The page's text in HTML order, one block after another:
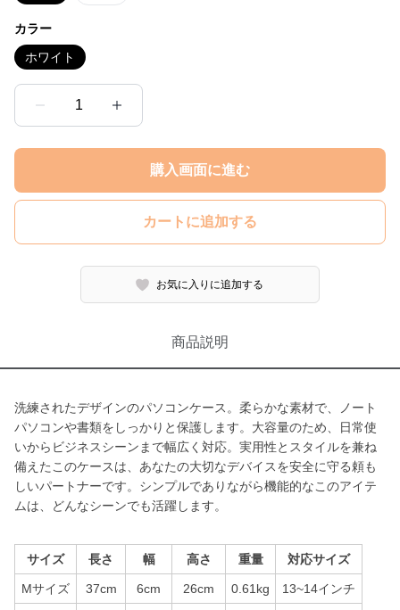
カラー
ホワイト
1
購入画面に進む
カートに追加する
お気に入りに追加する
商品説明
洗練されたデザインのパソコンケース。柔らかな素材で、ノート
パソコンや書類をしっかりと保護します。大容量のため、日常使
いからビジネスシーンまで幅広く対応。実用性とスタイルを兼ね
備えたこのケースは、あなたの大切なデバイスを安全に守る頼も
しいパートナーです。シンプルでありながら機能的なこのアイテ
ムは、どんなシーンでも活躍します。
サイズ 長さ 幅 高さ 重量 対応サイズ
Mサイズ 37cm 6cm 26cm 0.61kg 13~14インチ